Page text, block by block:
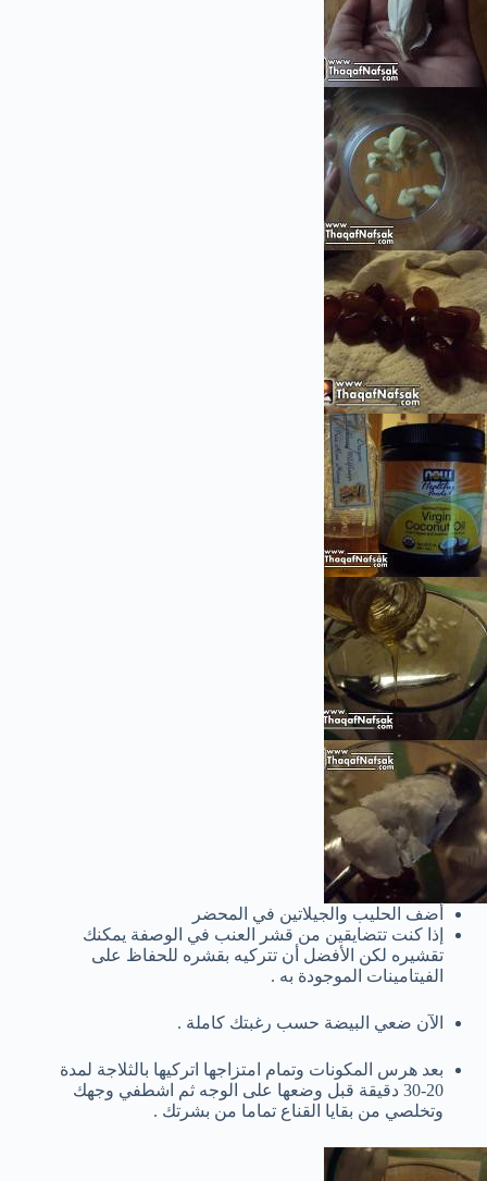
أضف الحليب والجيلاتين في المحضر
إذا كنت تتضايقين من قشر العنب في الوصفة يمكنك
تقشيره لكن الأفضل أن تتركيه بقشره للحفاظ على
الفيتامينات الموجودة به .
الآن ضعي البيضة حسب رغبتك كاملة .
بعد هرس المكونات وتمام امتزاجها اتركيها بالثلاجة لمدة
20-30 دقيقة قبل وضعها على الوجه ثم اشطفي وجهك
وتخلصي من بقايا القناع تماما من بشرتك .